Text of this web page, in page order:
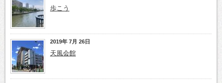
歩こう
2019年 7月 26日
天風会館